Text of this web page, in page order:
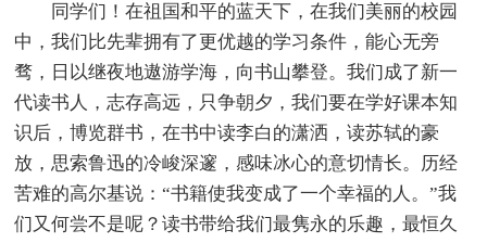
同学们！在祖国和平的蓝天下，在我们美丽的校园
中，我们比先辈拥有了更优越的学习条件，能心无旁
骛，日以继夜地遨游学海，向书山攀登。我们成了新一
代读书人，志存高远，只争朝夕，我们要在学好课本知
识后，博览群书，在书中读李白的潇洒，读苏轼的豪
放，思索鲁迅的冷峻深邃，感味冰心的意切情长。历经
苦难的高尔基说：“书籍使我变成了一个幸福的人。”我
们又何尝不是呢？读书带给我们最隽永的乐趣，最恒久